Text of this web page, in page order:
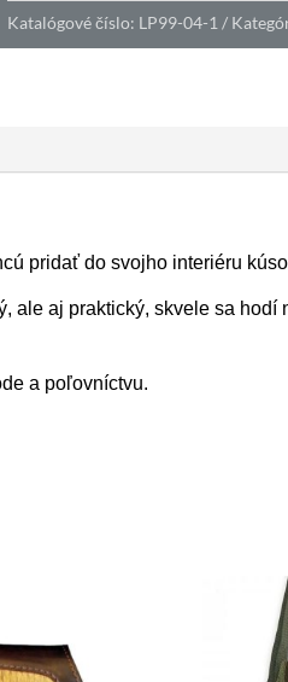
Katalógové číslo: LP99-04-1
pridať do svojho interiéru
ale aj praktický, skvele sa hodí
a poľovníctvu.